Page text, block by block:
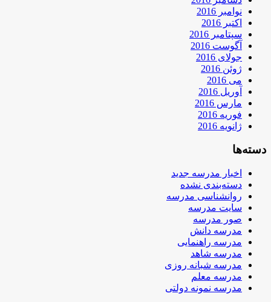
نوامبر 2016
اکتبر 2016
سپتامبر 2016
آگوست 2016
جولای 2016
ژوئن 2016
می 2016
آوریل 2016
مارس 2016
فوریه 2016
ژانویه 2016
دسته‌ها
اخبار مدرسه جدید
دسته‌بندی نشده
روانشناسی مدرسه
سایت مدرسه
صور مدرسه
مدرسه دانش
مدرسه راهنمایی
مدرسه شاهد
مدرسه شبانه روزی
مدرسه معلم
مدرسه نمونه دولتی